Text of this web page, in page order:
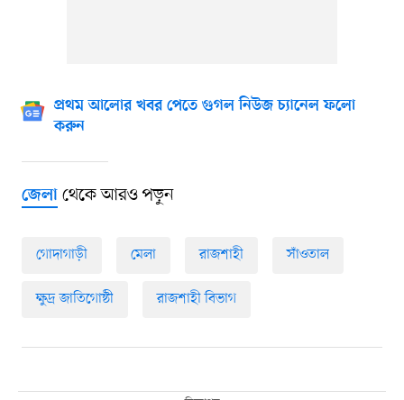
প্রথম আলোর খবর পেতে গুগল নিউজ চ্যানেল ফলো
করুন
জেলাথেকে আরও পড়ুন
গোদাগাড়ী মেলা রাজশাহী সাঁওতাল
ক্ষুদ্র জাতিগোষ্ঠী রাজশাহী বিভাগ